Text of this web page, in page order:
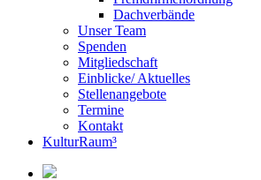
Dachverbände
Unser Team
Spenden
Mitgliedschaft
Einblicke/ Aktuelles
Stellenangebote
Termine
Kontakt
KulturRaum³